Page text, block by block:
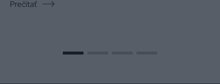
Prečítať